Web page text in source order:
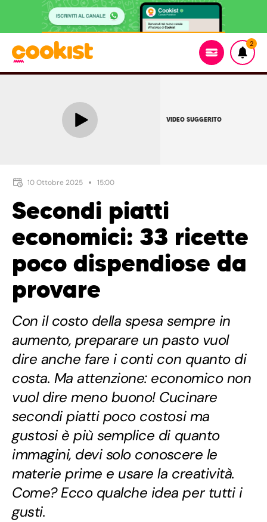
2
VIDEO SUGGERITO
10 Ottobre 2025 15:00
Secondi piatti
economici: 33 ricette
poco dispendiose da
provare
Con il costo della spesa sempre in
aumento, preparare un pasto vuol
dire anche fare i conti con quanto di
costa. Ma attenzione: economico non
vuol dire meno buono! Cucinare
secondi piatti poco costosi ma
gustosi è più semplice di quanto
immagini, devi solo conoscere le
materie prime e usare la creatività.
Come? Ecco qualche idea per tutti i
gusti.